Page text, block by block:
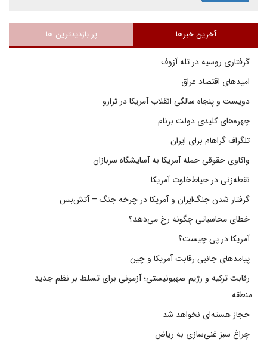
آخرین خبرها پر بازدیدترین ها
گرفتاری روسیه در تله آزوف
امیدهای اقتصاد عراق
دویست و پنجاه سالگی انقلاب آمریکا در ترازو
چهره‌های کلیدی دولت برنام
تلگراف گراهام برای ایران
واکاوی حقوقی حمله آمریکا به آسایشگاه سربازان
نقطه‌زنی در حیاط‌خلوت آمریکا
گرفتار شدن جنگ‌ایران و آمریکا در چرخه جنگ – آتش‌بس
خطای محاسباتی چگونه رخ می‌دهد؟
آمریکا در پی چیست؟
پیامدهای جانبی رقابت آمریکا و چین
رقابت ترکیه و رژیم صهیونیستی؛ آزمونی برای تسلط بر نظم جدید
منطقه
حجاز هسته‌ای نخواهد شد
چراغ سبز غنی‌سازی به ریاض